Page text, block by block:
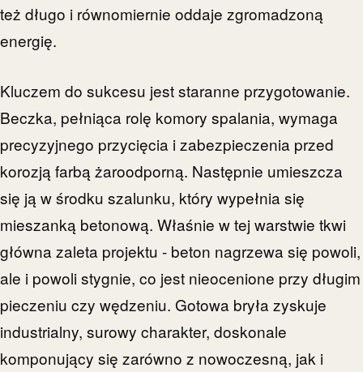
też długo i równomiernie oddaje zgromadzoną
energię.
Kluczem do sukcesu jest staranne przygotowanie.
Beczka, pełniąca rolę komory spalania, wymaga
precyzyjnego przycięcia i zabezpieczenia przed
korozją farbą żaroodporną. Następnie umieszcza
się ją w środku szalunku, który wypełnia się
mieszanką betonową. Właśnie w tej warstwie tkwi
główna zaleta projektu - beton nagrzewa się powoli,
ale i powoli stygnie, co jest nieocenione przy długim
pieczeniu czy wędzeniu. Gotowa bryła zyskuje
industrialny, surowy charakter, doskonale
komponujący się zarówno z nowoczesną, jak i